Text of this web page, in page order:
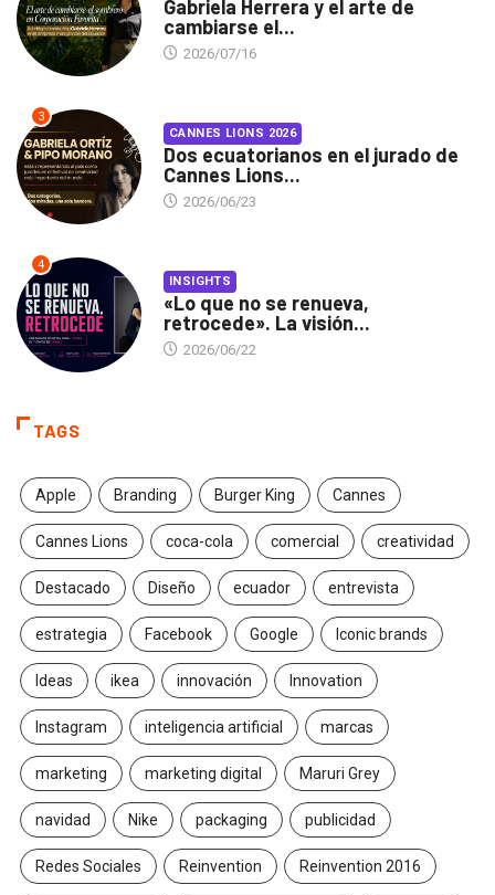
Gabriela Herrera y el arte de
cambiarse el...
2026/07/16
3
CANNES LIONS 2026
Dos ecuatorianos en el jurado de
Cannes Lions...
2026/06/23
4
INSIGHTS
«Lo que no se renueva,
retrocede». La visión...
2026/06/22
TAGS
Apple Branding Burger King Cannes
Cannes Lions coca-cola comercial creatividad
Destacado Diseño ecuador entrevista
estrategia Facebook Google Iconic brands
Ideas ikea innovación Innovation
Instagram inteligencia artificial marcas
marketing marketing digital Maruri Grey
navidad Nike packaging publicidad
Redes Sociales Reinvention Reinvention 2016